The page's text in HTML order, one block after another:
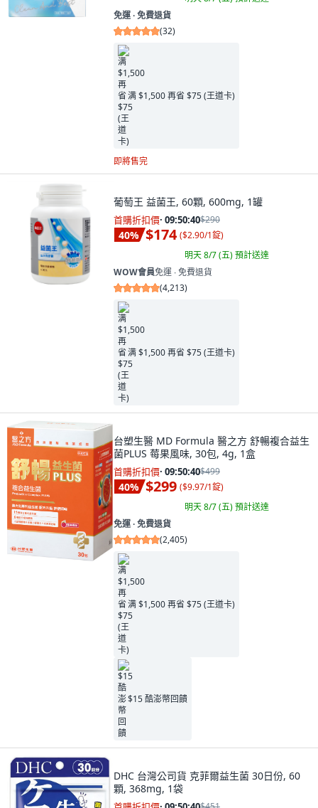
免運 ∙ 免費退貨
(32)
满 $1,500 再省 $75 (王道卡)
即將售完
葡萄王 益菌王, 60顆, 600mg, 1罐
首購折扣價· 09:50:38$290
40% $174 ($2.90/1錠)
明天 8/7 (五)預計送達
WOW會員免運 ∙ 免費退貨
(4,213)
满 $1,500 再省 $75 (王道卡)
台塑生醫 MD Formula 醫之方 舒暢複合益生
菌PLUS 莓果風味, 30包, 4g, 1盒
首購折扣價· 09:50:38$499
40% $299 ($9.97/1錠)
明天 8/7 (五)預計送達
免運 ∙ 免費退貨
(2,405)
满 $1,500 再省 $75 (王道卡)
$15 酷澎幣回饋
DHC 台灣公司貨 克菲爾益生菌 30日份, 60
顆, 368mg, 1袋